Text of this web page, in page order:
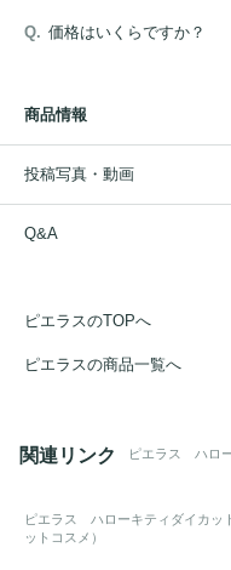
価格はいくらですか？
商品情報
投稿写真・動画
Q&A
ピエラスのTOPへ
ピエラスの商品一覧へ
関連リンク ピエラス ハロ
ピエラス ハローキティダイカッ
ットコスメ）